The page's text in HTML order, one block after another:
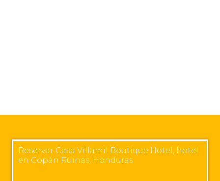
Reservar Casa Villamil Boutique Hotel, hotel
en Copán Ruinas, Honduras